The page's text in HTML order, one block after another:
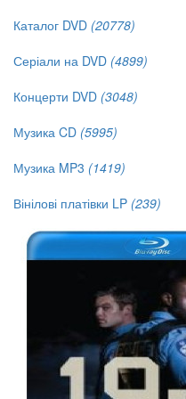
Каталог DVD (20778)
Серіали на DVD (4899)
Концерти DVD (3048)
Музика CD (5995)
Музика MP3 (1419)
Вінілові платівки LP (239)